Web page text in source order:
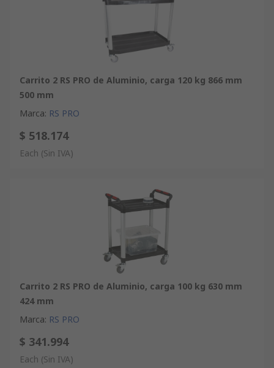
Carrito 2 RS PRO de Aluminio, carga 120 kg 866 mm
500 mm
Marca: RS PRO
$ 518.174
Each (Sin IVA)
Carrito 2 RS PRO de Aluminio, carga 100 kg 630 mm
424 mm
Marca: RS PRO
$ 341.994
Each (Sin IVA)